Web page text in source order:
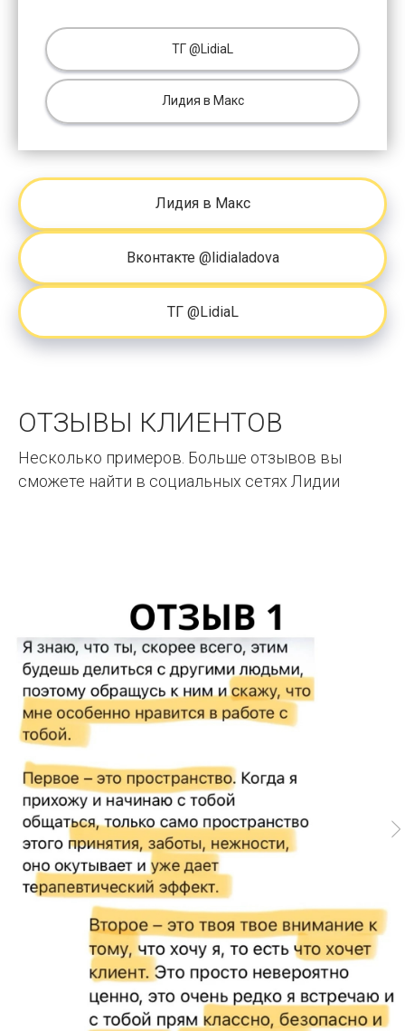
ТГ @LidiaL
Лидия в Макс
Лидия в Макс
Вконтакте @lidialadova
ТГ @LidiaL
ОТЗЫВЫ КЛИЕНТОВ
Несколько примеров. Больше отзывов вы
сможете найти в социальных сетях Лидии